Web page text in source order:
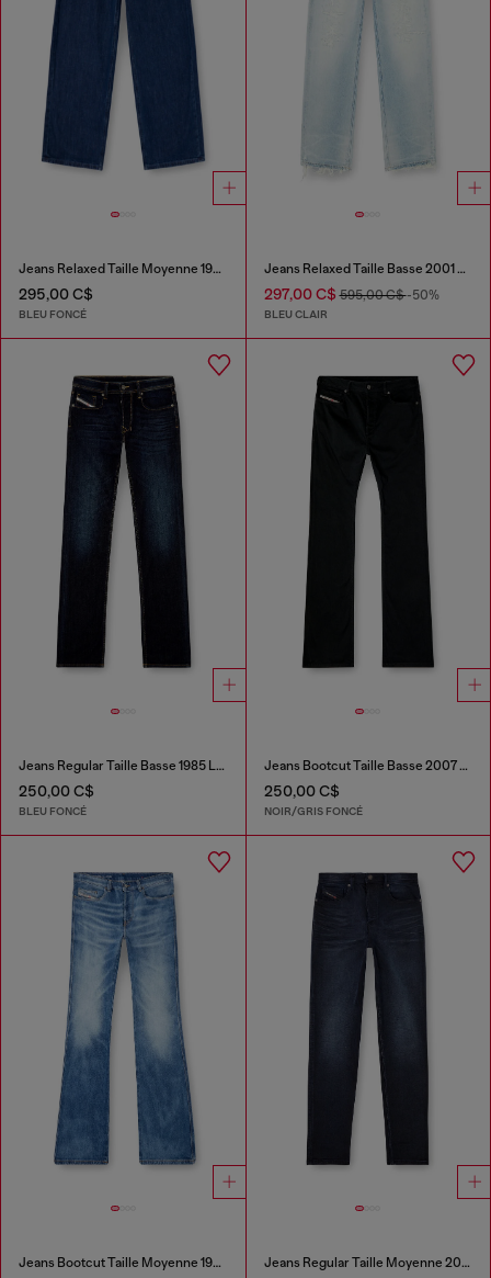
Jeans Relaxed Taille Moyenne 1997 D-Enim-M
295,00 C$
BLEU FONCÉ
Jeans Relaxed Taille Basse 2001 D-Macro
297,00 C$595,00 C$-50%
BLEU CLAIR
Jeans Regular Taille Basse 1985 Larkee
250,00 C$
BLEU FONCÉ
Jeans Bootcut Taille Basse 2007 Zatiny
250,00 C$
NOIR/GRIS FONCÉ
Jeans Bootcut Taille Moyenne 1998 D-Buck Jeans Regular Taille Moyenne 2023 D-Finitive